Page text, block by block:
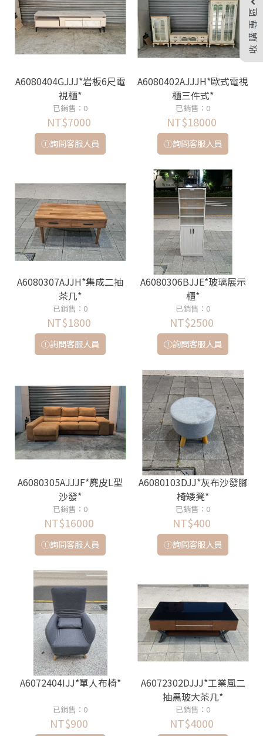
A6080404GJJJ*岩板6尺電
視櫃*
已銷售：0
NT$7000
詢問客服人員
A6080402AJJJH*歐式電視
櫃三件式*
已銷售：0
NT$18000
詢問客服人員
A6080307AJJH*集成二抽
茶几*
已銷售：0
NT$1800
詢問客服人員
A6080306BJJE*玻璃展示
櫃*
已銷售：0
NT$2500
詢問客服人員
A6080305AJJJF*麂皮L型
沙發*
已銷售：0
NT$16000
詢問客服人員
A6080103DJJ*灰布沙發腳
椅矮凳*
已銷售：0
NT$400
詢問客服人員
A6072404IJJ*單人布椅*
已銷售：0
NT$900
A6072302DJJJ*工業風二
抽黑玻大茶几*
已銷售：0
NT$4000
收購專區